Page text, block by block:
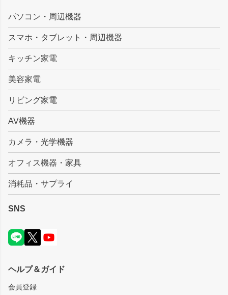
ップ
パソコン・周辺機器
スマホ・タブレット・周辺機器
キッチン家電
美容家電
リビング家電
AV機器
カメラ・光学機器
オフィス機器・家具
消耗品・サプライ
SNS
ヘルプ＆ガイド
会員登録